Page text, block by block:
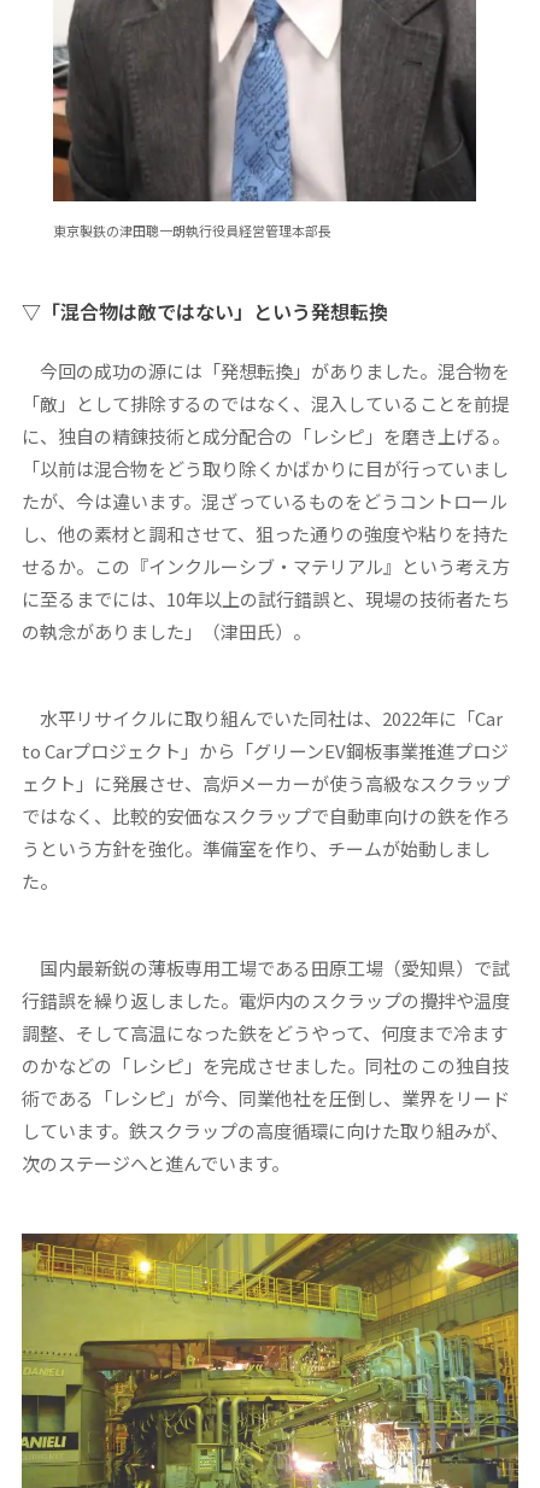
東京製鉄の津田聰一朗執行役員経営管理本部長
▽「混合物は敵ではない」という発想転換
今回の成功の源には「発想転換」がありました。混合物を
「敵」として排除するのではなく、混入していることを前提
に、独自の精錬技術と成分配合の「レシピ」を磨き上げる。
「以前は混合物をどう取り除くかばかりに目が行っていまし
たが、今は違います。混ざっているものをどうコントロール
し、他の素材と調和させて、狙った通りの強度や粘りを持た
せるか。この『インクルーシブ・マテリアル』という考え方
に至るまでには、10年以上の試行錯誤と、現場の技術者たち
の執念がありました」（津田氏）。
水平リサイクルに取り組んでいた同社は、2022年に「Car
to Carプロジェクト」から「グリーンEV鋼板事業推進プロジ
ェクト」に発展させ、高炉メーカーが使う高級なスクラップ
ではなく、比較的安価なスクラップで自動車向けの鉄を作ろ
うという方針を強化。準備室を作り、チームが始動しまし
た。
国内最新鋭の薄板専用工場である田原工場（愛知県）で試
行錯誤を繰り返しました。電炉内のスクラップの攪拌や温度
調整、そして高温になった鉄をどうやって、何度まで冷ます
のかなどの「レシピ」を完成させました。同社のこの独自技
術である「レシピ」が今、同業他社を圧倒し、業界をリード
しています。鉄スクラップの高度循環に向けた取り組みが、
次のステージへと進んでいます。